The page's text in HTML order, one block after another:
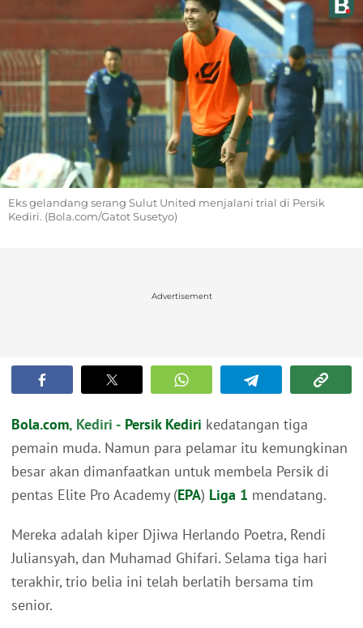
Eks gelandang serang Sulut United menjalani trial di Persik
Kediri. (Bola.com/Gatot Susetyo)
Advertisement
Bola.com, Kediri - Persik Kediri kedatangan tiga
pemain muda. Namun para pelamar itu kemungkinan
besar akan dimanfaatkan untuk membela Persik di
pentas Elite Pro Academy (EPA) Liga 1 mendatang.
Mereka adalah kiper Djiwa Herlando Poetra, Rendi
Juliansyah, dan Muhamad Ghifari. Selama tiga hari
terakhir, trio belia ini telah berlatih bersama tim
senior.